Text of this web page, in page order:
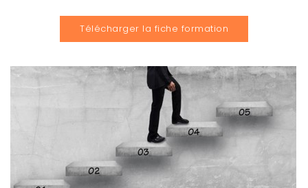
Télécharger la fiche formation